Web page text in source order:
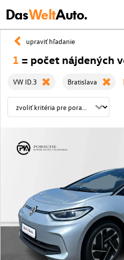
DasWeltAuto.
upraviť hľadanie
1 = počet nájdených
VW ID.3 Bratislava